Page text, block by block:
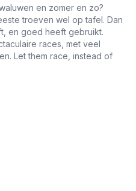
en zomer en zo?
troeven wel op tafel. Dan
en goed heeft gebruikt.
races, met veel
Let them race, instead of